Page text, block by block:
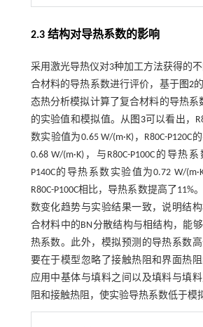
2.3 结构对导热系数的影响
采用激光导热仪对3种加工方法获得的
合材料的导热系数进行评价，基于图2
态热分析模拟计算了复合材料的导热系
的实验值和模拟值。从图3可以看出，
数实验值为0.65 W/(m·K)，R80C-P120C
0.68 W/(m·K)，与R80C-P100C的导热
P140C的导热系数实验值为0.72 W/
R80C-P100C相比，导热系数提高了11%
数变化趋势与实验结果一致，说明结
合材料中的BN分散结构与相结构，能
热系数。此外，模拟预测的导热系数
要在于模型忽略了接触热阻和界面热
应用中基体与填料之间以及填料与填
阻和接触热阻，使实验导热系数低于模